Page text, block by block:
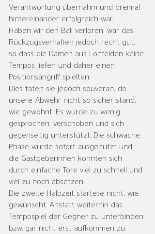
Verantwortung übernahm und dreimal
hintereinander erfolgreich war.
Haben wir den Ball verloren, war das
Rückzugsverhalten jedoch recht gut,
so dass die Damen aus Lohfelden keine
Tempos liefen und daher einen
Positionsangriff spielten.
Dies taten sie jedoch souverän, da
unsere Abwehr nicht so sicher stand,
wie gewohnt. Es wurde zu wenig
gesprochen, verschoben und sich
gegenseitig unterstützt. Die schwache
Phase wurde sofort ausgenutzt und
die Gastgeberinnen konnten sich
durch einfache Tore viel zu schnell und
viel zu hoch absetzen.
Die zweite Halbzeit startete nicht, wie
gewünscht. Anstatt weiterhin das
Tempospiel der Gegner zu unterbinden
bzw. gar nicht erst aufkommen zu